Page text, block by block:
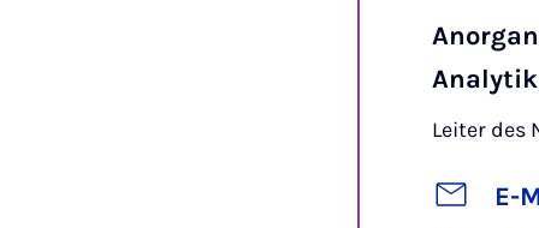
Analytik
Leiter des
E-